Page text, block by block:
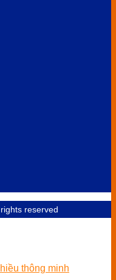
reserved
thông minh